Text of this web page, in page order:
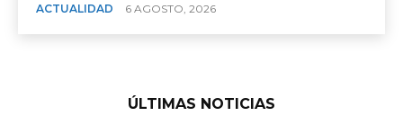
ACTUALIDAD 6 AGOSTO, 2026
ÚLTIMAS NOTICIAS